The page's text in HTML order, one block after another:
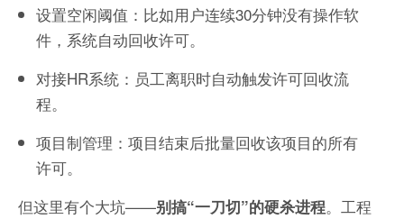
设置空闲阈值：比如用户连续30分钟没有操作软
件，系统自动回收许可。
对接HR系统：员工离职时自动触发许可回收流
程。
项目制管理：项目结束后批量回收该项目的所有
许可。
但这里有个大坑——别搞“一刀切”的硬杀进程。工程